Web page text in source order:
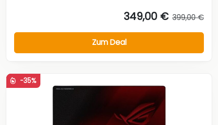
349,00 € 399,00 €
Zum Deal
-35%